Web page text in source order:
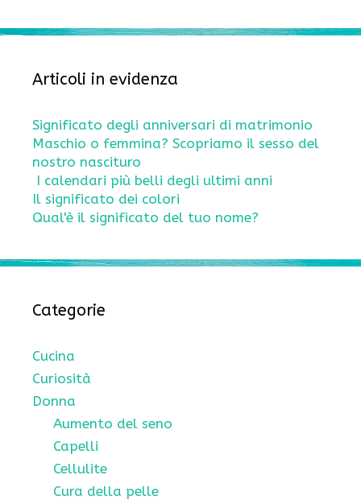
Articoli in evidenza
Significato degli anniversari di matrimonio
Maschio o femmina? Scopriamo il sesso del
nostro nascituro
I calendari più belli degli ultimi anni
Il significato dei colori
Qual'è il significato del tuo nome?
Categorie
Cucina
Curiosità
Donna
Aumento del seno
Capelli
Cellulite
Cura della pelle